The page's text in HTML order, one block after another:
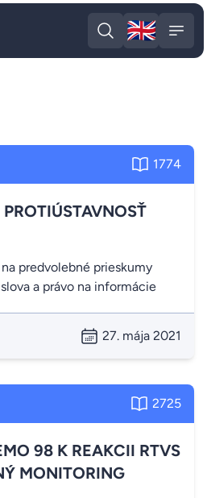
Open search
🇬🇧
1774
predvolebné prieskumy
a právo na informácie
27. mája 2021
2725
98 K REAKCII RTVS
MONITORING